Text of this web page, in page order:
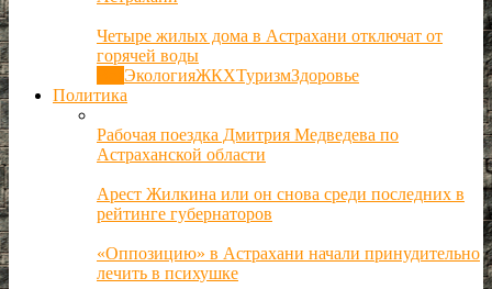
Четыре жилых дома в Астрахани отключат от
горячей воды
ЭкологияЖКХТуризмЗдоровье
Политика
Рабочая поездка Дмитрия Медведева по
Астраханской области
Арест Жилкина или он снова среди последних в
рейтинге губернаторов
«Оппозицию» в Астрахани начали принудительно
лечить в психушке